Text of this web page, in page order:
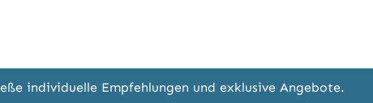
individuelle Empfehlungen und exklusive Angebote.